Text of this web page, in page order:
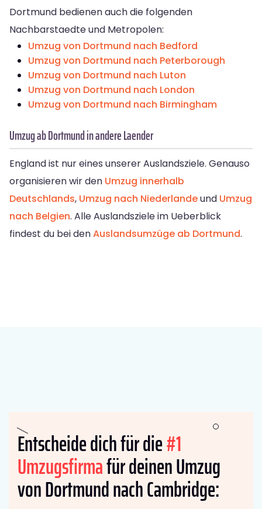
Dortmund bedienen auch die folgenden
Nachbarstaedte und Metropolen:
Umzug von Dortmund nach Bedford
Umzug von Dortmund nach Peterborough
Umzug von Dortmund nach Luton
Umzug von Dortmund nach London
Umzug von Dortmund nach Birmingham
Umzug ab Dortmund in andere Laender
England ist nur eines unserer Auslandsziele. Genauso
organisieren wir den Umzug innerhalb
Deutschlands, Umzug nach Niederlandeund Umzug
nach Belgien. Alle Auslandsziele im Ueberblick
findest du bei denAuslandsumzüge ab Dortmund.
Entscheide dich für die#1
Umzugsfirmafür deinen Umzug
von Dortmund nach Cambridge: